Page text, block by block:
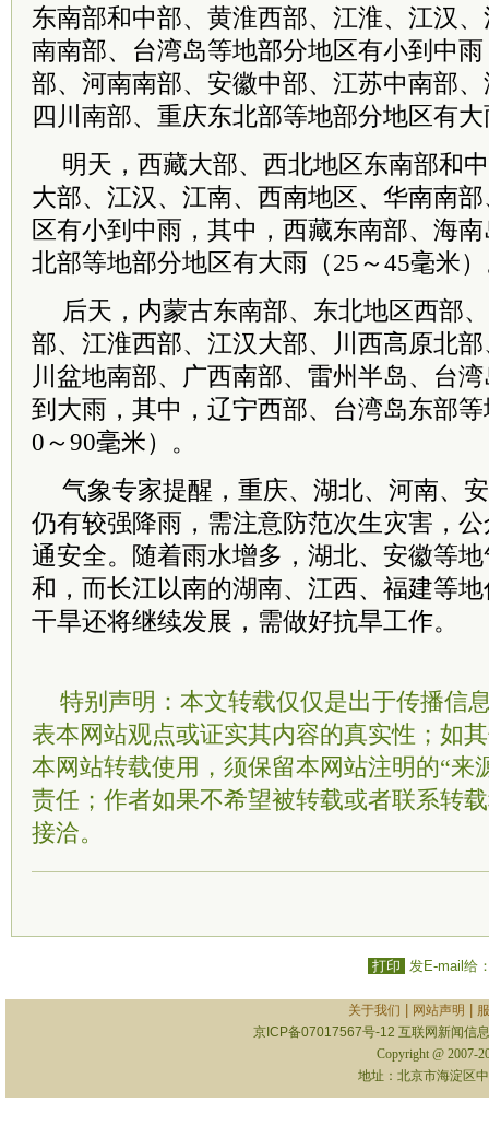
东南部和中部、黄淮西部、江淮、江汉
南南部、 台湾岛等地部分地区有小到中
部、河南南部、安徽中部、江苏中南部
四川南部、重庆东北部等地部分地区有
明天，西藏大部、西北地区东南部和
大部、江汉、江南、西南地区、华南南部
区有小到中雨，其中，西藏东南部、海
北部等地部分地区有大雨（25～45毫米
后天，内蒙古东南部、东北地区西部
部、江淮西部、江汉大部、川西高原北
川盆地南部、广西南部、雷州半岛、 台湾
到大雨，其中，辽宁西部、 台湾岛东部
0～90毫米）。
气象专家提醒，重庆、湖北、河南、
仍有较强降雨，需注意防范次生灾害，
通安全。随着雨水增多，湖北、安徽等
和，而长江以南的湖南、江西、福建等
干旱还将继续发展，需做好抗旱工作。
特别声明：本文转载仅仅是出于传播信
表本网站观点或证实其内容的真实性；如
本网站转载使用，须保留本网站注明的“来
责任；作者如果不希望被转载或者联系转
接洽。
打印 发E-mail给
关于我们 网站声明
京ICP备07017567号-12 互联网新闻信
Copyright @ 2007-
地址：北京市海淀区